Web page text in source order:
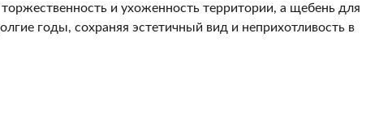
и ухоженность территории, а щебень для
годы, сохраняя эстетичный вид и неприхотливость в